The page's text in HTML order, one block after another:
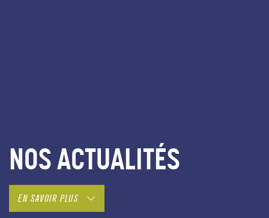
NOS ACTUALITÉS
EN SAVOIR PLUS